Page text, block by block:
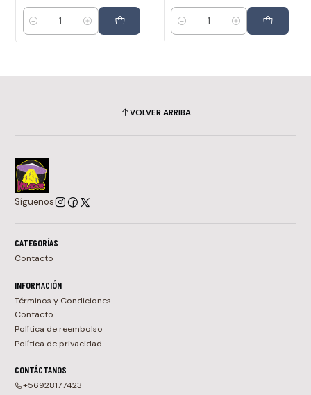
Cantidad Cantidad
VOLVER ARRIBA
Síguenos
CATEGORÍAS
Contacto
INFORMACIÓN
Términos y Condiciones
Contacto
Política de reembolso
Política de privacidad
CONTÁCTANOS
+56928177423